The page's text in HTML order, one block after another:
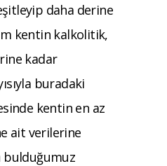
daha derine
kentin kalkolitik,
kadar
buradaki
kentin en az
ait verilerine
bulduğumuz